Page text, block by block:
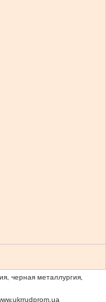
черная металлургия,